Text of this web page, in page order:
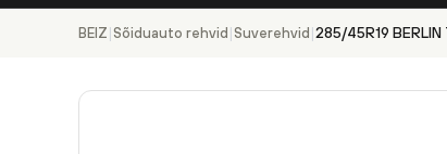
BEIZ | Sõiduauto rehvid | Suverehvid |285/45R19 BERLIN